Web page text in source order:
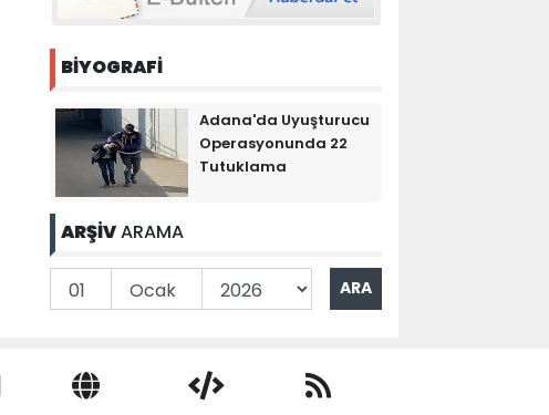
BİYOGRAFİ
Adana'da Uyuşturucu
Operasyonunda 22
Tutuklama
ARŞİVARAMA